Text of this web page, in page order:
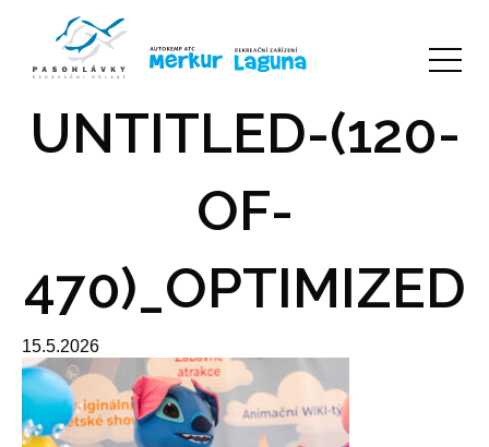
UNTITLED-(120-
OF-
470)_OPTIMIZED
15.5.2026